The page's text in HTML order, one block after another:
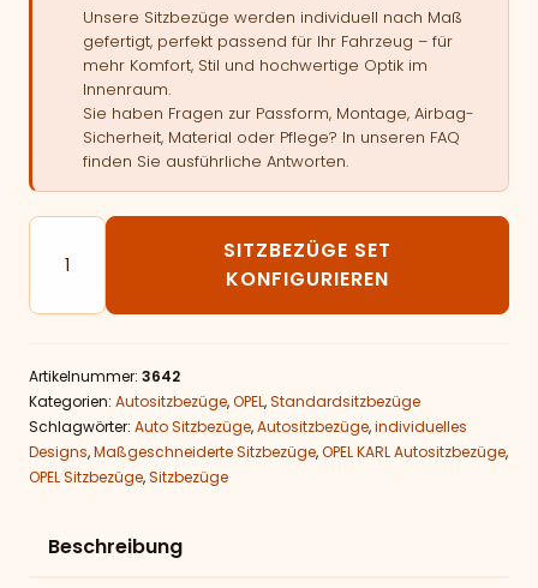
Unsere Sitzbezüge werden individuell nach Maß
gefertigt, perfekt passend für Ihr Fahrzeug – für
mehr Komfort, Stil und hochwertige Optik im
Innenraum.
Sie haben Fragen zur Passform, Montage, Airbag-
Sicherheit, Material oder Pflege? In unseren FAQ
finden Sie ausführliche Antworten.
Autositzbezüge passend für OPEL KARL Menge
SITZBEZÜGE SET
KONFIGURIEREN
Artikelnummer: 3642
Kategorien: Autositzbezüge,OPEL,Standardsitzbezüge
Schlagwörter: Auto Sitzbezüge,Autositzbezüge,individuelles
Designs,Maßgeschneiderte Sitzbezüge,OPEL KARL Autositzbezüge,
OPEL Sitzbezüge,Sitzbezüge
Beschreibung